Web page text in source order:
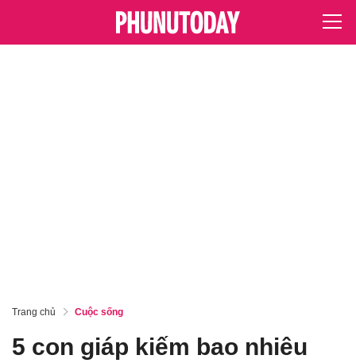
Trang chủ Cuộc sống
5 con giáp kiếm bao nhiêu